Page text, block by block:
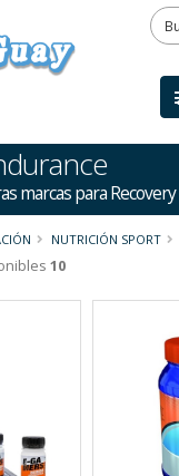
marcas para
NUTRICIÓN SPORT
10